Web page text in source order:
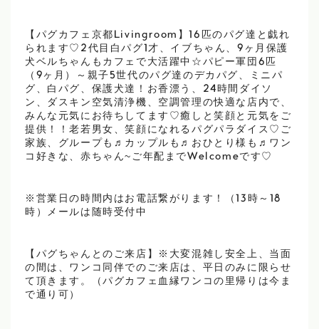
【パグカフェ京都Livingroom】16匹のパグ達と戯れ
られます♡2代目白パグ1才、イブちゃん、9ヶ月保護
犬ベルちゃんもカフェで大活躍中☆パピー軍団6匹
（9ヶ月）～親子5世代のパグ達のデカパグ、ミニパ
グ、白パグ、保護犬達！お香漂う、24時間ダイソ
ン、ダスキン空気清浄機、空調管理の快適な店内で、
みんな元気にお待ちしてます♡癒しと笑顔と元気をご
提供！！老若男女、笑顔になれるパグパラダイス♡ご
家族、グループも♬カップルも♬おひとり様も♬ワン
コ好きな、赤ちゃん~ご年配までWelcomeです♡
※営業日の時間内はお電話繋がります！（13時～18
時）メールは随時受付中
【パグちゃんとのご来店】※大変混雑し安全上、当面
の間は、ワンコ同伴でのご来店は、平日のみに限らせ
て頂きます。（パグカフェ血縁ワンコの里帰りは今ま
で通り可）